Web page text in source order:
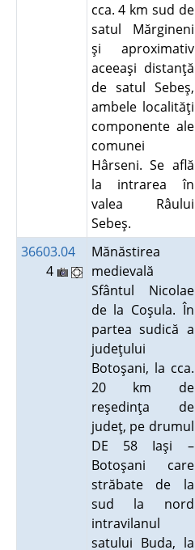
cca. 4 km sud de
satul Mărgineni
şi aproximativ
aceeaşi distanţă
de satul Sebeş,
ambele localităţi
componente ale
comunei
Hârseni. Se află
la intrarea în
valea Râului
Sebeş.
36603.04
4
Mănăstirea
medievală
Sfântul Nicolae
de la Coşula. În
partea sudică a
judeţului
Botoşani, la cca.
20 km de
reşedinţa de
judeţ, pe drumul
DE 58 Iaşi –
Botoşani care
străbate de la
sud la nord
intravilanul
satului Buda, la